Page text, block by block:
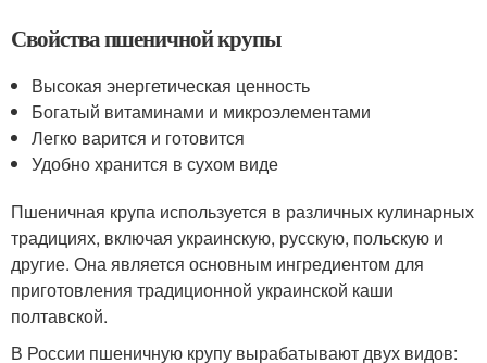
Свойства пшеничной крупы
Высокая энергетическая ценность
Богатый витаминами и микроэлементами
Легко варится и готовится
Удобно хранится в сухом виде
Пшеничная крупа используется в различных кулинарных
традициях, включая украинскую, русскую, польскую и
другие. Она является основным ингредиентом для
приготовления традиционной украинской каши
полтавской.
В России пшеничную крупу вырабатывают двух видов: